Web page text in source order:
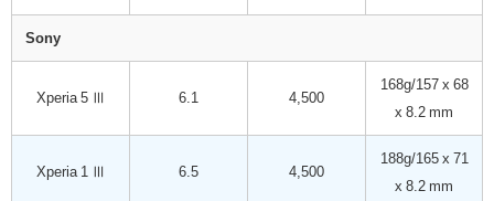
Sony
Xperia 5 Ⅲ 6.1 4,500
168g/157 x 68
x 8.2 mm
Xperia 1 Ⅲ 6.5 4,500
188g/165 x 71
x 8.2 mm